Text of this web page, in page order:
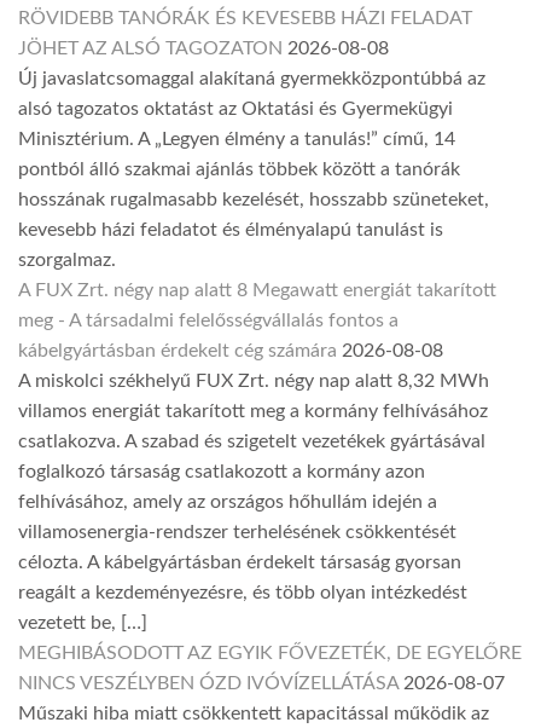
RÖVIDEBB TANÓRÁK ÉS KEVESEBB HÁZI FELADAT
JÖHET AZ ALSÓ TAGOZATON 2026-08-08
Új javaslatcsomaggal alakítaná gyermekközpontúbbá az
alsó tagozatos oktatást az Oktatási és Gyermekügyi
Minisztérium. A „Legyen élmény a tanulás!” című, 14
pontból álló szakmai ajánlás többek között a tanórák
hosszának rugalmasabb kezelését, hosszabb szüneteket,
kevesebb házi feladatot és élményalapú tanulást is
szorgalmaz.
A FUX Zrt. négy nap alatt 8 Megawatt energiát takarított
meg - A társadalmi felelősségvállalás fontos a
kábelgyártásban érdekelt cég számára 2026-08-08
A miskolci székhelyű FUX Zrt. négy nap alatt 8,32 MWh
villamos energiát takarított meg a kormány felhívásához
csatlakozva. A szabad és szigetelt vezetékek gyártásával
foglalkozó társaság csatlakozott a kormány azon
felhívásához, amely az országos hőhullám idején a
villamosenergia-rendszer terhelésének csökkentését
célozta. A kábelgyártásban érdekelt társaság gyorsan
reagált a kezdeményezésre, és több olyan intézkedést
vezetett be, […]
MEGHIBÁSODOTT AZ EGYIK FŐVEZETÉK, DE EGYELŐRE
NINCS VESZÉLYBEN ÓZD IVÓVÍZELLÁTÁSA 2026-08-07
Műszaki hiba miatt csökkentett kapacitással működik az